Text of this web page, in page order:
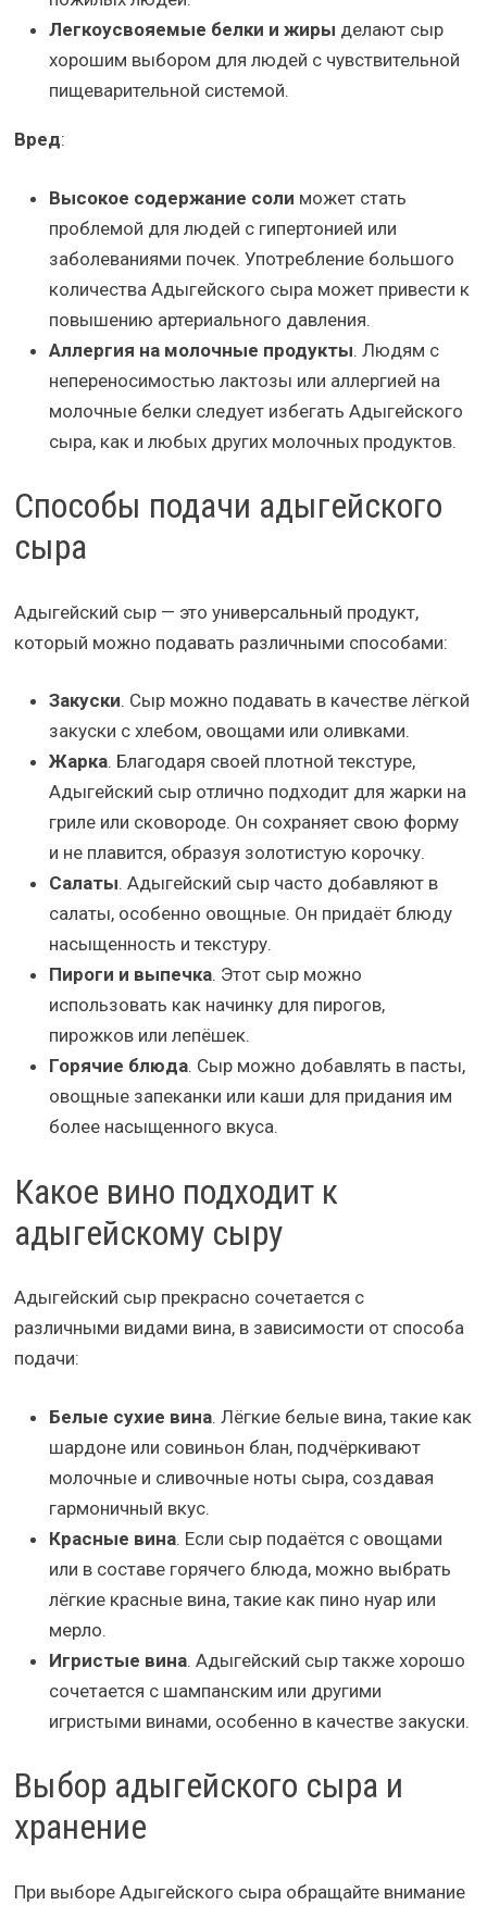
Легкоусвояемые белки и жиры делают сыр
хорошим выбором для людей с чувствительной
пищеварительной системой.
Вред:
Высокое содержание соли может стать
проблемой для людей с гипертонией или
заболеваниями почек. Употребление большого
количества Адыгейского сыра может привести к
повышению артериального давления.
Аллергия на молочные продукты. Людям с
непереносимостью лактозы или аллергией на
молочные белки следует избегать Адыгейского
сыра, как и любых других молочных продуктов.
Способы подачи адыгейского
сыра
Адыгейский сыр — это универсальный продукт,
который можно подавать различными способами:
Закуски. Сыр можно подавать в качестве лёгкой
закуски с хлебом, овощами или оливками.
Жарка. Благодаря своей плотной текстуре,
Адыгейский сыр отлично подходит для жарки на
гриле или сковороде. Он сохраняет свою форму
и не плавится, образуя золотистую корочку.
Салаты. Адыгейский сыр часто добавляют в
салаты, особенно овощные. Он придаёт блюду
насыщенность и текстуру.
Пироги и выпечка. Этот сыр можно
использовать как начинку для пирогов,
пирожков или лепёшек.
Горячие блюда. Сыр можно добавлять в пасты,
овощные запеканки или каши для придания им
более насыщенного вкуса.
Какое вино подходит к
адыгейскому сыру
Адыгейский сыр прекрасно сочетается с
различными видами вина, в зависимости от способа
подачи:
Белые сухие вина. Лёгкие белые вина, такие как
шардоне или совиньон блан, подчёркивают
молочные и сливочные ноты сыра, создавая
гармоничный вкус.
Красные вина. Если сыр подаётся с овощами
или в составе горячего блюда, можно выбрать
лёгкие красные вина, такие как пино нуар или
мерло.
Игристые вина. Адыгейский сыр также хорошо
сочетается с шампанским или другими
игристыми винами, особенно в качестве закуски.
Выбор адыгейского сыра и
хранение
При выборе Адыгейского сыра обращайте внимание